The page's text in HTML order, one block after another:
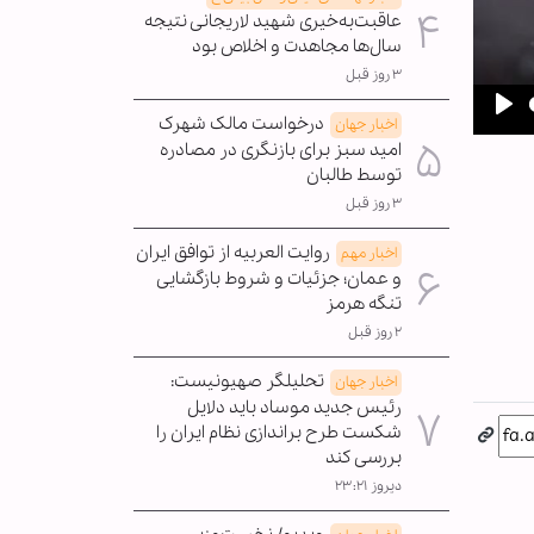
عاقبت‌به‌خیری شهید لاریجانی نتیجه
سال‌ها مجاهدت و اخلاص بود
۳ روز قبل
اخبار جهان درخواست مالک شهرک
امید سبز برای بازنگری در مصادره
توسط طالبان
۳ روز قبل
اخبار مهم روایت العربیه از توافق ایران
و عمان؛ جزئیات و شروط بازگشایی
تنگه هرمز
۲ روز قبل
اخبار جهان تحلیلگر صهیونیست:
رئیس جدید موساد باید دلایل
شکست طرح براندازی نظام ایران را
بررسی کند
دیروز ۲۳:۲۱